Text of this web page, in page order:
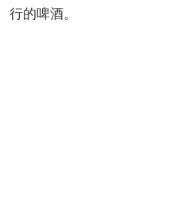
行的啤酒。